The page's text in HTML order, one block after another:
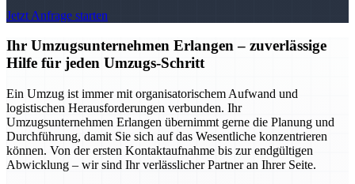
Jetzt Anfrage starten
Ihr Umzugsunternehmen Erlangen – zuverlässige
Hilfe für jeden Umzugs-Schritt
Ein Umzug ist immer mit organisatorischem Aufwand und
logistischen Herausforderungen verbunden. Ihr
Umzugsunternehmen Erlangen übernimmt gerne die Planung und
Durchführung, damit Sie sich auf das Wesentliche konzentrieren
können. Von der ersten Kontaktaufnahme bis zur endgültigen
Abwicklung – wir sind Ihr verlässlicher Partner an Ihrer Seite.